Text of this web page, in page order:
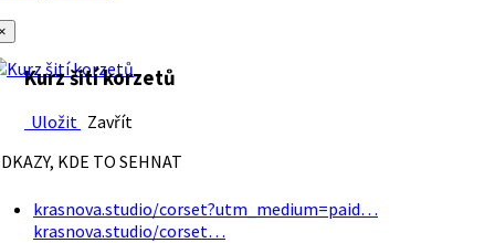
Kurz šití korzetů
Uložit Zavřít
KDE TO SEHNAT
krasnova.studio/corset?utm_medium=paid…
krasnova.studio/corset…